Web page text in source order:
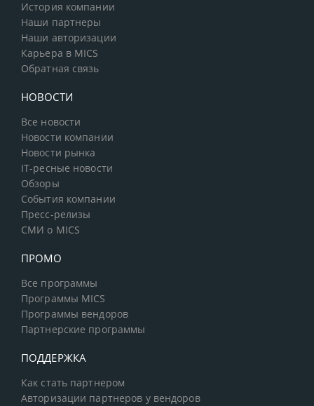
История компании
Наши партнеры
Наши авторизации
Карьера в MICS
Обратная связь
НОВОСТИ
Все новости
Новости компании
Новости рынка
IT-ресные новости
Обзоры
События компании
Пресс-релизы
СМИ о MICS
ПРОМО
Все программы
Программы MICS
Программы вендоров
Партнерские программы
ПОДДЕРЖКА
Как стать партнером
Авторизации партнеров у вендоров